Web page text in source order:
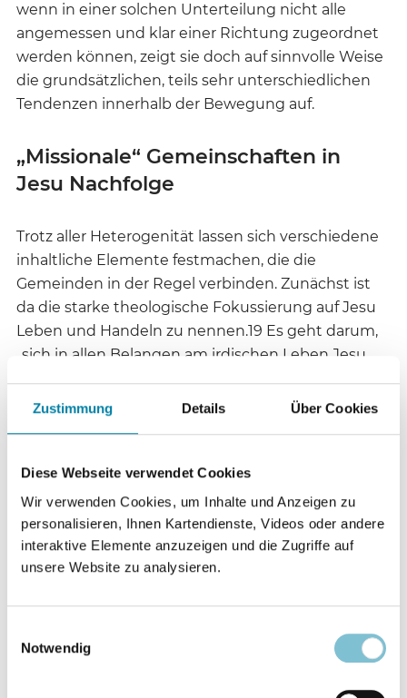
Zustimmung Details Über Cookies
Diese Webseite verwendet Cookies
Wir verwenden Cookies, um Inhalte und Anzeigen zu
personalisieren, Ihnen Kartendienste, Videos oder andere
interaktive Elemente anzuzeigen und die Zugriffe auf
unsere Website zu analysieren.
Notwendig
wenn in einer solchen Unterteilung nicht alle
angemessen und klar einer Richtung zugeordnet
werden können, zeigt sie doch auf sinnvolle Weise
die grundsätzlichen, teils sehr unterschiedlichen
Tendenzen innerhalb der Bewegung auf.
„Missionale“ Gemeinschaften in
Jesu Nachfolge
Trotz aller Heterogenität lassen sich verschiedene
inhaltliche Elemente festmachen, die die
Gemeinden in der Regel verbinden. Zunächst ist
da die starke theologische Fokussierung auf Jesu
Leben und Handeln zu nennen.19 Es geht darum,
„sich in allen Belangen am irdischen Leben Jesu,
orientieren und ihm nachzufolgen“.20 Brian
schreibt in einem seiner aktuellsten Werke, die
Kirche sei dazu da, christusgemäße Menschen zu
formen, Menschen, die christusgemäß lieben und
die gute Nachricht vom Reich Gottes in Wort und
Tat zum Ausdruck bringen.21 Dabei spielt der
umgebenden Kultur: Wo Gott in Jesus Mensch
wird, werde die Grenze zwischen Weltlichem und